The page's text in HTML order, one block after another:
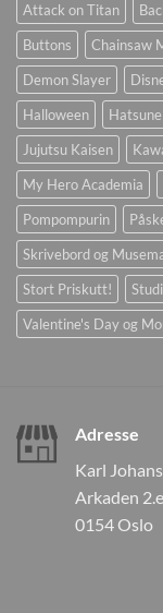
Attack on Titan
Buttons
Chainsaw
Demon Slayer
Halloween
Jujutsu Kaisen
My Hero Academia
Pompompurin
Skrivebord og
Stort Priskutt!
Valentine's Day og
Adresse
Karl
Arkaden
0154 Oslo